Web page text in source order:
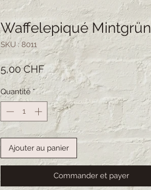
Waffelepiqué Mintgrün
SKU : 8011
5,00 CHFPrix
Quantité *
Ajouter au panier
Commander et payer